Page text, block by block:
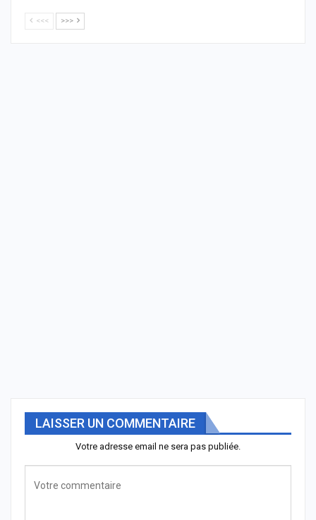
<<< >>>
LAISSER UN COMMENTAIRE
Votre adresse email ne sera pas publiée.